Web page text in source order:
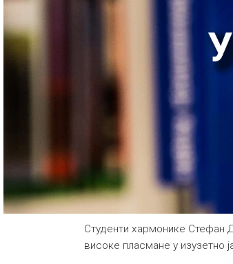
Студенти хармонике Стефан
високе пласмане у изузетно